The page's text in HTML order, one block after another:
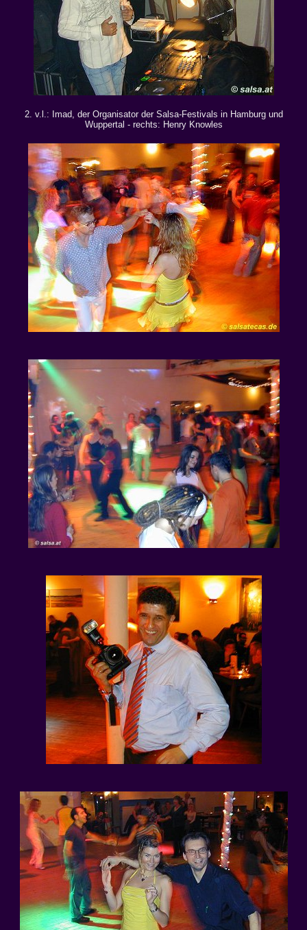
2. v.l.: Imad, der Organisator der Salsa-Festivals in Hamburg und
Wuppertal - rechts: Henry Knowles